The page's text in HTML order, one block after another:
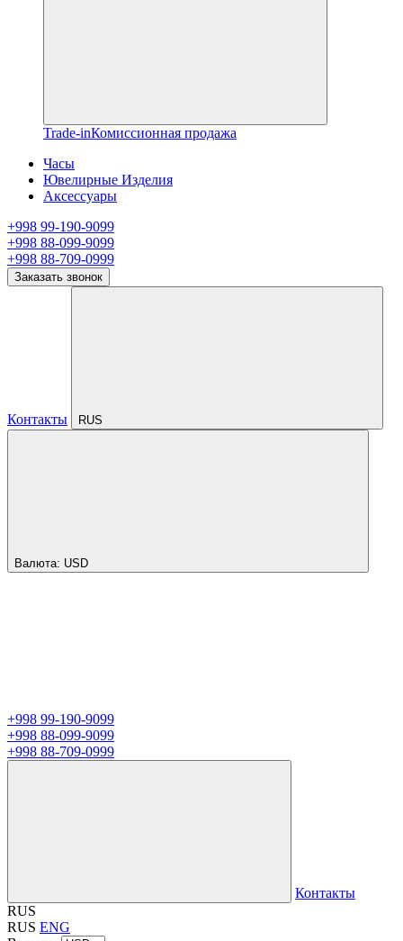
Trade-inКомиссионная продажа
Часы
Ювелирные Изделия
Аксессуары
+998 99-190-9099
+998 88-099-9099
+998 88-709-0999
Заказать звонок
Контакты RUS
Валюта: USD
+998 99-190-9099
+998 88-099-9099
+998 88-709-0999
Контакты
RUS
RUS ENG